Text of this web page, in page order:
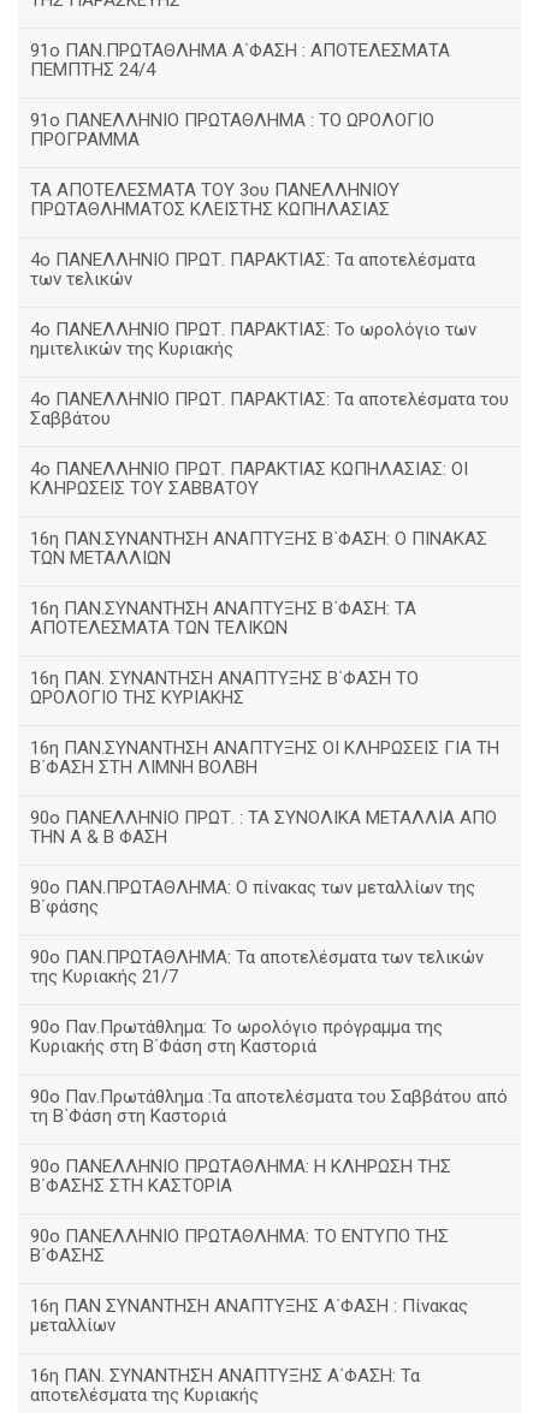
91ο ΠΑΝ.ΠΡΩΤΑΘΛΗΜΑ Α΄ΦΑΣΗ : ΑΠΟΤΕΛΕΣΜΑΤΑ
ΠΕΜΠΤΗΣ 24/4
91ο ΠΑΝΕΛΛΗΝΙΟ ΠΡΩΤΑΘΛΗΜΑ : ΤΟ ΩΡΟΛΟΓΙΟ
ΠΡΟΓΡΑΜΜΑ
ΤΑ ΑΠΟΤΕΛΕΣΜΑΤΑ ΤΟΥ 3ου ΠΑΝΕΛΛΗΝΙΟΥ
ΠΡΩΤΑΘΛΗΜΑΤΟΣ ΚΛΕΙΣΤΗΣ ΚΩΠΗΛΑΣΙΑΣ
4ο ΠΑΝΕΛΛΗΝΙΟ ΠΡΩΤ. ΠΑΡΑΚΤΙΑΣ: Τα αποτελέσματα
των τελικών
4ο ΠΑΝΕΛΛΗΝΙΟ ΠΡΩΤ. ΠΑΡΑΚΤΙΑΣ: Το ωρολόγιο των
ημιτελικών της Κυριακής
4ο ΠΑΝΕΛΛΗΝΙΟ ΠΡΩΤ. ΠΑΡΑΚΤΙΑΣ: Τα αποτελέσματα του
Σαββάτου
4ο ΠΑΝΕΛΛΗΝΙΟ ΠΡΩΤ. ΠΑΡΑΚΤΙΑΣ ΚΩΠΗΛΑΣΙΑΣ: ΟΙ
ΚΛΗΡΩΣΕΙΣ ΤΟΥ ΣΑΒΒΑΤΟΥ
16η ΠΑΝ.ΣΥΝΑΝΤΗΣΗ ΑΝΑΠΤΥΞΗΣ Β΄ΦΑΣΗ: Ο ΠΙΝΑΚΑΣ
ΤΩΝ ΜΕΤΑΛΛΙΩΝ
16η ΠΑΝ.ΣΥΝΑΝΤΗΣΗ ΑΝΑΠΤΥΞΗΣ Β΄ΦΑΣΗ: ΤΑ
ΑΠΟΤΕΛΕΣΜΑΤΑ ΤΩΝ ΤΕΛΙΚΩΝ
16η ΠΑΝ. ΣΥΝΑΝΤΗΣΗ ΑΝΑΠΤΥΞΗΣ Β΄ΦΑΣΗ ΤΟ
ΩΡΟΛΟΓΙΟ ΤΗΣ ΚΥΡΙΑΚΗΣ
16η ΠΑΝ.ΣΥΝΑΝΤΗΣΗ ΑΝΑΠΤΥΞΗΣ ΟΙ ΚΛΗΡΩΣΕΙΣ ΓΙΑ ΤΗ
Β΄ΦΑΣΗ ΣΤΗ ΛΙΜΝΗ ΒΟΛΒΗ
90ο ΠΑΝΕΛΛΗΝΙΟ ΠΡΩΤ. : ΤΑ ΣΥΝΟΛΙΚΑ ΜΕΤΑΛΛΙΑ ΑΠΟ
ΤΗΝ Α & Β ΦΑΣΗ
90ο ΠΑΝ.ΠΡΩΤΑΘΛΗΜΑ: Ο πίνακας των μεταλλίων της
Β΄φάσης
90ο ΠΑΝ.ΠΡΩΤΑΘΛΗΜΑ: Τα αποτελέσματα των τελικών
της Κυριακής 21/7
90ο Παν.Πρωτάθλημα: Το ωρολόγιο πρόγραμμα της
Κυριακής στη Β΄Φάση στη Καστοριά
90ο Παν.Πρωτάθλημα :Τα αποτελέσματα του Σαββάτου από
τη Β΄Φάση στη Καστοριά
90ο ΠΑΝΕΛΛΗΝΙΟ ΠΡΩΤΑΘΛΗΜΑ: Η ΚΛΗΡΩΣΗ ΤΗΣ
Β΄ΦΑΣΗΣ ΣΤΗ ΚΑΣΤΟΡΙΑ
90ο ΠΑΝΕΛΛΗΝΙΟ ΠΡΩΤΑΘΛΗΜΑ: ΤΟ ΕΝΤΥΠΟ ΤΗΣ
Β΄ΦΑΣΗΣ
16η ΠΑΝ ΣΥΝΑΝΤΗΣΗ ΑΝΑΠΤΥΞΗΣ Α΄ΦΑΣΗ : Πίνακας
μεταλλίων
16η ΠΑΝ. ΣΥΝΑΝΤΗΣΗ ΑΝΑΠΤΥΞΗΣ Α΄ΦΑΣΗ: Τα
αποτελέσματα της Κυριακής